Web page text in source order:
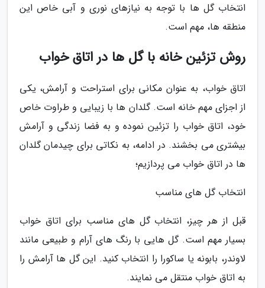
انتخاب گل ها با توجه به نیازهای نوری و آبی خاص این
منطقه ها، مهم است.
روش تزئین خانه با گل ها در اتاق خواب
اتاق خواب، به عنوان مکانی برای استراحت و آرامش، یکی
از اجزای مهم خانه است. گلدان ها با زیبایی و طراوت خاص
خود، اتاق خواب را تزئین نموده و به فضا زندگی و آرامش
بیشتری می بخشند. در ادامه، به نکاتی برای چیدمان گلدان
ها در اتاق خواب می پردازیم؛
انتخاب گل های مناسب
قبل از هر چیز، انتخاب گل های مناسب برای اتاق خواب
بسیار مهم است. گل هایی با رنگ های آرام و طبیعی مانند
لاوندر، بابونه یا ساکورا را انتخاب کنید. این گل ها آرامش را
به اتاق خواب منتقل می نمایند.